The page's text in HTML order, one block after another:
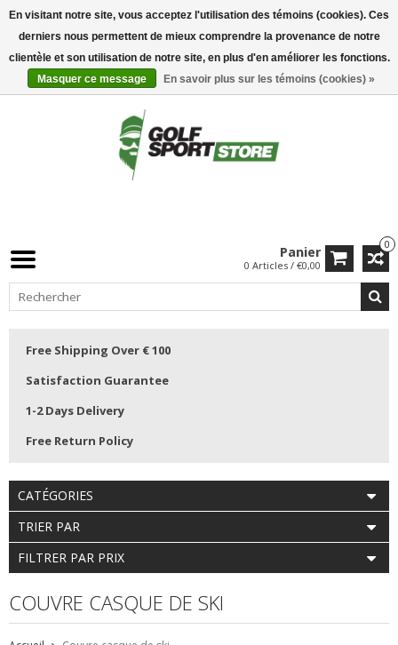
0
Panier
0 Articles / €0,00
Free Shipping Over € 100
Satisfaction Guarantee
1-2 Days Delivery
Free Return Policy
CATÉGORIES
TRIER PAR
FILTRER PAR PRIX
COUVRE CASQUE DE SKI
En visitant notre site, vous acceptez l'utilisation des témoins (cookies). Ces
derniers nous permettent de mieux comprendre la provenance de notre
clientèle et son utilisation de notre site, en plus d'en améliorer les fonctions.
Masquer ce message
En savoir plus sur les témoins (cookies) »